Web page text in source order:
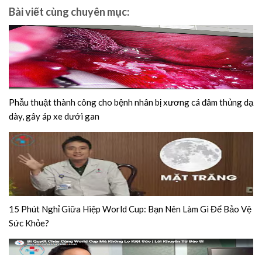
Bài viết cùng chuyên mục:
Phẫu thuật thành công cho bệnh nhân bị xương cá đâm thủng dạ
dày, gây áp xe dưới gan
15 Phút Nghỉ Giữa Hiệp World Cup: Bạn Nên Làm Gì Để Bảo Vệ
Sức Khỏe?